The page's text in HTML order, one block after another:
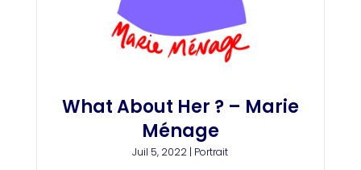
What About Her ? – Marie
Ménage
Juil 5, 2022 | Portrait